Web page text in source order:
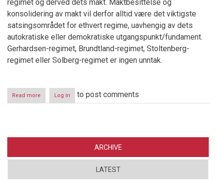
regimet og derved dets makt. Maktbesittelse og
konsolidering av makt vil derfor alltid være det viktigste
satsingsområdet for ethvert regime, uavhengig av dets
autokratiske eller demokratiske utgangspunkt/fundament.
Gerhardsen-regimet, Brundtland-regimet, Stoltenberg-
regimet eller Solberg-regimet er ingen unntak.
Read more about
ICD-
våpen
og
Log in to post comments
ARCHIVE
LATEST